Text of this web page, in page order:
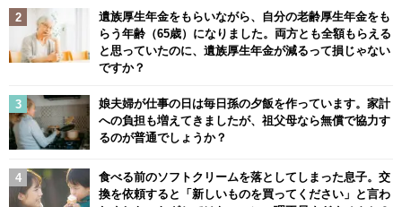
遺族厚生年金をもらいながら、自分の老齢厚生年金をも
らう年齢（65歳）になりました。両方とも全額もらえる
と思っていたのに、遺族厚生年金が減るって損じゃない
ですか？
娘夫婦が仕事の日は毎日孫の夕飯を作っています。家計
への負担も増えてきましたが、祖父母なら無償で協力す
るのが普通でしょうか？
食べる前のソフトクリームを落としてしまった息子。交
換を依頼すると「新しいものを買ってください」と言わ